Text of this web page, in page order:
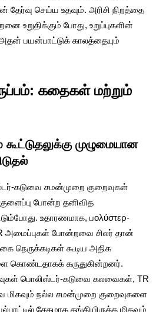
தேர்வு செய்ய உதவும். அரிசி நிறத்தை
உறுதிக்கும் போது, உறுப்புகளின்
பயன்பாட்டுக் காலத்தையும்
கதைகள் மற்றும்
முழுமையான
கடுவை சமன்முறை குறைவுகள்
போன்ற தனிவித
உதாரணமாக, பολύστερ-
அமைப்புகள் போன்றவை சிலர் தான்
நெருக்கடிகள் கூடிய அதிக
கொண்டதாகக் கருதுகின்றனர்.
பொலிஸ்டர்-கடுவை கலவைகள், TR
நல்ல சமன்முறை குறைவுகளை
சேதமாக தங்கியிருக்க மிகவும்